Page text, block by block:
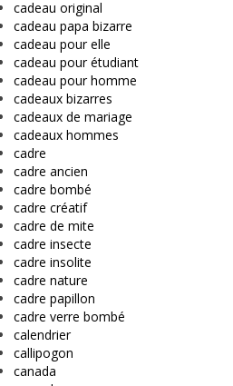
cadeau original
cadeau papa bizarre
cadeau pour elle
cadeau pour étudiant
cadeau pour homme
cadeaux bizarres
cadeaux de mariage
cadeaux hommes
cadre
cadre ancien
cadre bombé
cadre créatif
cadre de mite
cadre insecte
cadre insolite
cadre nature
cadre papillon
cadre verre bombé
calendrier
callipogon
canada